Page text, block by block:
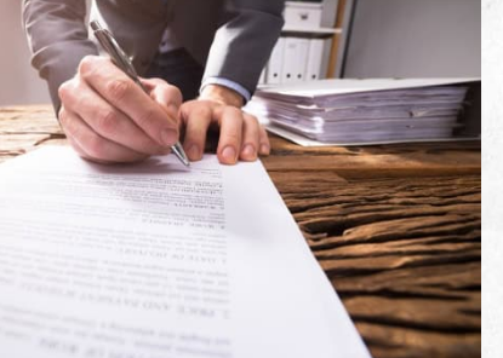
לכם מדריך מקיף וברור, צעד אחר צעד, שיסייע לכם
ולפעול בצורה נכונה.